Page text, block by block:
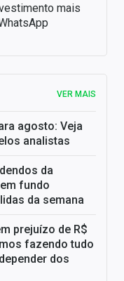
mais
VER MAIS
agosto: Veja
analistas
da
fundo
da semana
prejuízo de R$
fazendo tudo
dos